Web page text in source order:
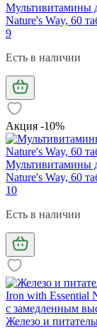
Мультивитамины
Nature's Way, 60
9
Есть в наличии
Акция -10%
Мультивитамины
Nature's Way, 60
10
Есть в наличии
Железо и